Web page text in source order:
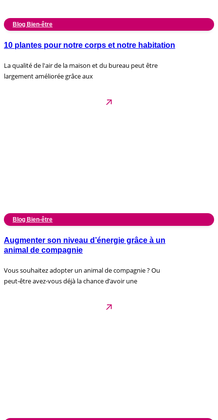
Blog Bien-être
10 plantes pour notre corps et notre habitation
La qualité de l'air de la maison et du bureau peut être
largement améliorée grâce aux
Blog Bien-être
Augmenter son niveau d’énergie grâce à un
animal de compagnie
Vous souhaitez adopter un animal de compagnie ? Ou
peut-être avez-vous déjà la chance d’avoir une